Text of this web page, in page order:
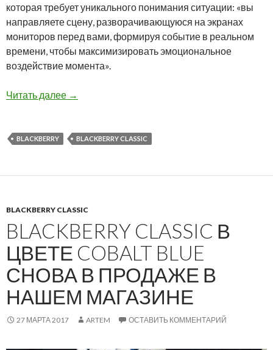
которая требует уникального понимания ситуации: «вы
направляете сцену, разворачивающуюся на экранах
мониторов перед вами, формируя событие в реальном
времени, чтобы максимизировать эмоциональное
воздействие момента».
Читать далее Президент CNN Джефф Закер продолжает
→
BLACKBERRY BLACKBERRY CLASSIC
BLACKBERRY CLASSIC
BLACKBERRY CLASSIC В
ЦВЕТЕ COBALT BLUE
СНОВА В ПРОДАЖЕ В
НАШЕМ МАГАЗИНЕ
27 МАРТА 2017 ARTEM ОСТАВИТЬ КОММЕНТАРИЙ